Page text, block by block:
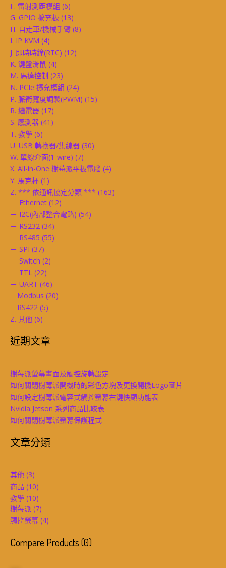
F. 雷射測距模組 (6)
G. GPIO 擴充板 (13)
H. 自走車/機械手臂 (8)
I. IP KVM (4)
J. 即時時鐘(RTC) (12)
K. 鍵盤滑鼠 (4)
M. 馬達控制 (23)
N. PCIe 擴充模組 (24)
P. 脈衝寬度調製(PWM) (15)
R. 繼電器 (17)
S. 感測器 (41)
T. 教學 (6)
U. USB 轉換器/集線器 (30)
W. 單線介面(1-wire) (7)
X. All-in-One 樹莓派平板電腦 (4)
Y. 馬克杯 (1)
Z. *** 依通訊協定分類 *** (163)
－ Ethernet (12)
－ I2C(內部整合電路) (54)
－ RS232 (34)
－ RS485 (55)
－ SPI (37)
－ Switch (2)
－ TTL (22)
－ UART (46)
－Modbus (20)
－RS422 (5)
Z. 其他 (6)
近期文章
樹莓派螢幕畫面及觸控旋轉設定
如何關閉樹莓派開機時的彩色方塊及更換開機Logo圖片
如何設定樹莓派電容式觸控螢幕右鍵快顯功能表
Nvidia Jetson 系列商品比較表
如何關閉樹莓派螢幕保護程式
文章分類
其他 (3)
商品 (10)
教學 (10)
樹莓派 (7)
觸控螢幕 (4)
Compare Products(0)